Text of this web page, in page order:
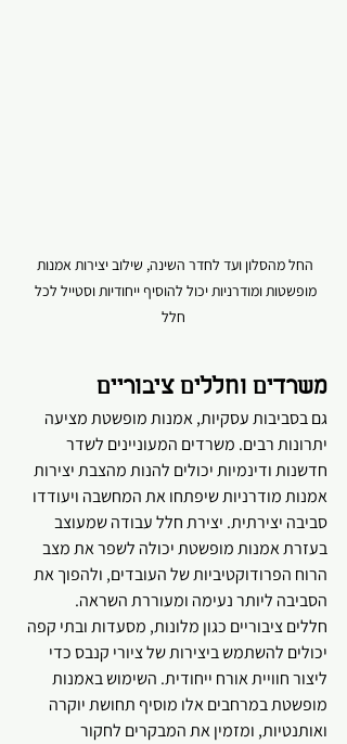
החל מהסלון ועד לחדר השינה, שילוב יצירות אמנות
מופשטות ומודרניות יכול להוסיף ייחודיות וסטייל לכל
חלל
משרדים וחללים ציבוריים
גם בסביבות עסקיות, אמנות מופשטת מציעה
יתרונות רבים. משרדים המעוניינים לשדר
חדשנות ודינמיות יכולים להנות מהצבת יצירות
אמנות מודרניות שיפתחו את המחשבה ויעודדו
סביבה יצירתית. יצירת חלל עבודה שמעוצב
בעזרת אמנות מופשטת יכולה לשפר את מצב
הרוח הפרודוקטיביות של העובדים, ולהפוך את
הסביבה ליותר נעימה ומעוררת השראה.
חללים ציבוריים כגון מלונות, מסעדות ובתי קפה
יכולים להשתמש ביצירות של ציורי קנבס כדי
ליצור חוויית אורח ייחודית. השימוש באמנות
מופשטת במרחבים אלו מוסיף תחושת יוקרה
ואותנטיות, ומזמין את המבקרים לחקור